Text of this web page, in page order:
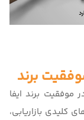
برند
برند ایفا
کلیدی بازاریابی،